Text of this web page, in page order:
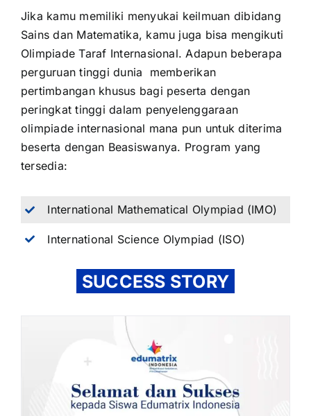
Jika kamu memiliki menyukai keilmuan dibidang
Sains dan Matematika, kamu juga bisa mengikuti
Olimpiade Taraf Internasional. Adapun beberapa
perguruan tinggi dunia memberikan
pertimbangan khusus bagi peserta dengan
peringkat tinggi dalam penyelenggaraan
olimpiade internasional mana pun untuk diterima
beserta dengan Beasiswanya. Program yang
tersedia:
International Mathematical Olympiad (IMO)
International Science Olympiad (ISO)
SUCCESS STORY